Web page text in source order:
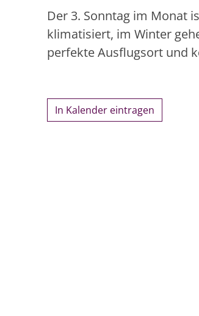
Der 3. Sonntag im Monat
klimatisiert, im Winter
perfekte Ausflugsort und
In Kalender eintragen